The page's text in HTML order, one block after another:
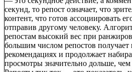
секунд, то репост означает, что
контент, что готов ассоциировать
отправив другому человеку.
репостам высокий вес при
большим числом репостов получает
рекомендациях и продолжает
просмотры значительно дольше, чем